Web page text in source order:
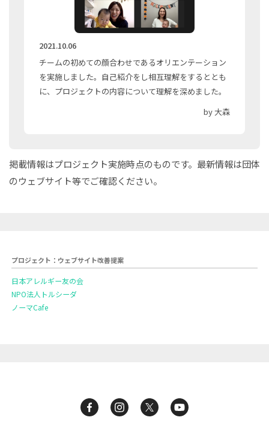
2021.10.06
チームの初めての顔合わせであるオリエンテーション
を実施しました。自己紹介をし相互理解をするととも
に、プロジェクトの内容について理解を深めました。
by 大森
掲載情報はプロジェクト実施時点のものです。最新情報は団体
のウェブサイト等でご確認ください。
プロジェクト：ウェブサイト改善提案
日本アレルギー友の会
NPO法人トルシーダ
ノーマCafe